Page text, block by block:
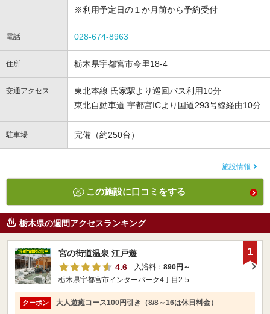
※利用予定日の１か月前から予約受付
電話 028-674-8963
住所 栃木県宇都宮市今里18-4
交通アクセス
東北本線 氏家駅より巡回バス利用10分
東北自動車道 宇都宮ICより国道293号線経由10分
駐車場 完備（約250台）
施設情報
この施設に口コミをする
栃木県の週間アクセスランキング
宮の街道温泉 江戸遊
4.6
入浴料： 890円～
栃木県宇都宮市インターパーク4丁目2-5
クーポン 大人遊癒コース100円引き（8/8～16は休日料金）
1